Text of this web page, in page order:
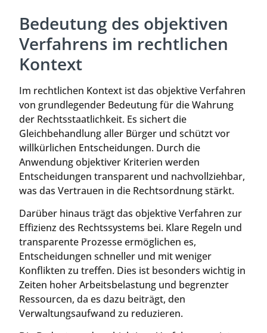
Bedeutung des objektiven
Verfahrens im rechtlichen
Kontext
Im rechtlichen Kontext ist das objektive Verfahren
von grundlegender Bedeutung für die Wahrung
der Rechtsstaatlichkeit. Es sichert die
Gleichbehandlung aller Bürger und schützt vor
willkürlichen Entscheidungen. Durch die
Anwendung objektiver Kriterien werden
Entscheidungen transparent und nachvollziehbar,
was das Vertrauen in die Rechtsordnung stärkt.
Darüber hinaus trägt das objektive Verfahren zur
Effizienz des Rechtssystems bei. Klare Regeln und
transparente Prozesse ermöglichen es,
Entscheidungen schneller und mit weniger
Konflikten zu treffen. Dies ist besonders wichtig in
Zeiten hoher Arbeitsbelastung und begrenzter
Ressourcen, da es dazu beiträgt, den
Verwaltungsaufwand zu reduzieren.